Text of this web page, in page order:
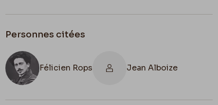
Personnes citées
Félicien Rops Jean Alboize